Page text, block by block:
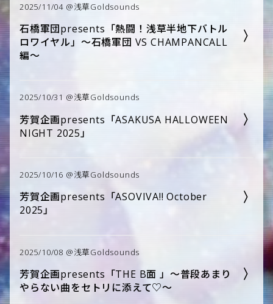
2025/11/04 @浅草Goldsounds
石橋軍団presents「熱闘！浅草半地下バトル
ロワイヤル」～石橋軍団 VS CHAMPANCALL
編～
2025/10/31 @浅草Goldsounds
芳賀企画presents「ASAKUSA HALLOWEEN
NIGHT 2025」
2025/10/16 @浅草Goldsounds
芳賀企画presents「ASOVIVA!! October
2025」
2025/10/08 @浅草Goldsounds
芳賀企画presents「THE B面 」～普段あまり
やらない曲をセトリに添えて♡～